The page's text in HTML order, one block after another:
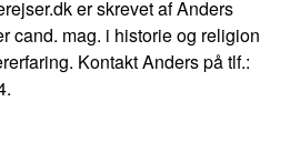
er skrevet af Anders
cand. mag. i historie og religion
Kontakt Anders på tlf.: